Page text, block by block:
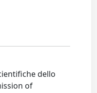
dello
of